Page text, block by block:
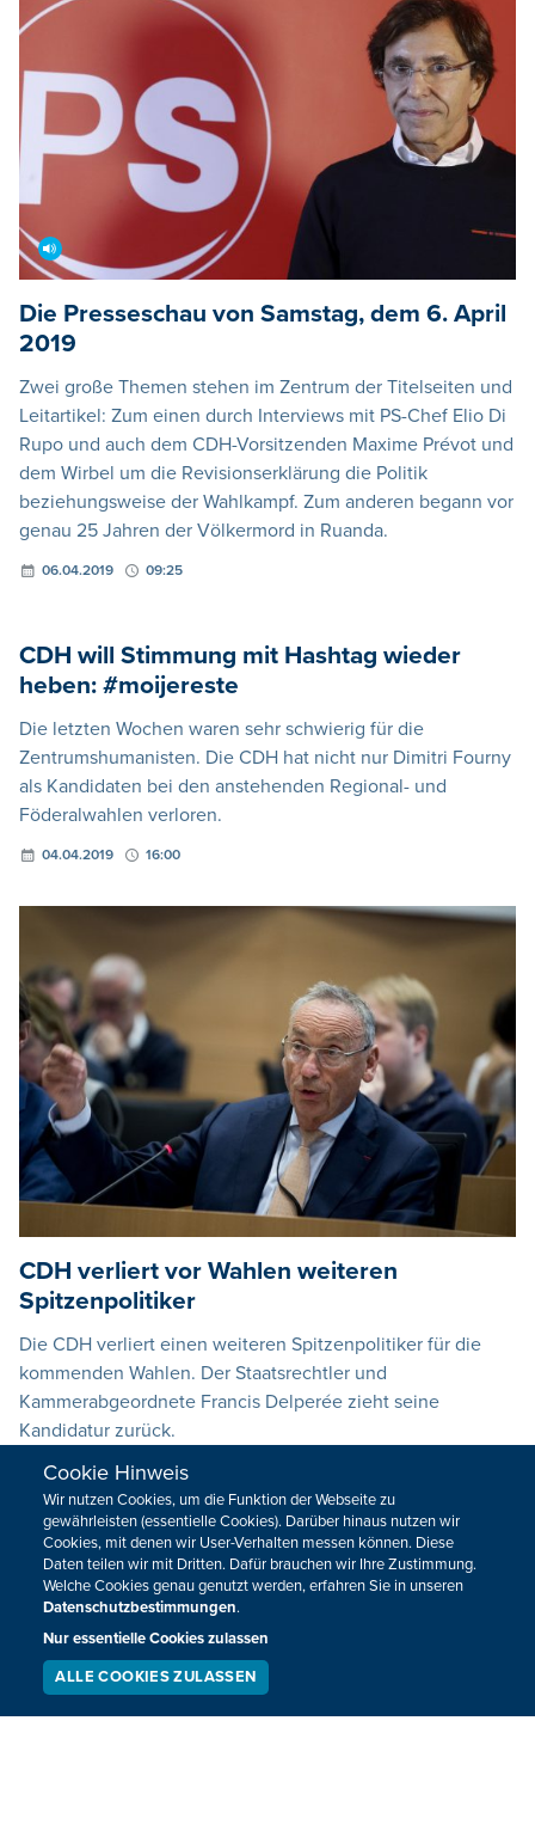
Die Presseschau von Samstag, dem 6. April
2019
Zwei große Themen stehen im Zentrum der Titelseiten und
Leitartikel: Zum einen durch Interviews mit PS-Chef Elio Di
Rupo und auch dem CDH-Vorsitzenden Maxime Prévot und
dem Wirbel um die Revisionserklärung die Politik
beziehungsweise der Wahlkampf. Zum anderen begann vor
genau 25 Jahren der Völkermord in Ruanda.
06.04.2019 09:25
CDH will Stimmung mit Hashtag wieder
heben: #moijereste
Die letzten Wochen waren sehr schwierig für die
Zentrumshumanisten. Die CDH hat nicht nur Dimitri Fourny
als Kandidaten bei den anstehenden Regional- und
Föderalwahlen verloren.
04.04.2019 16:00
CDH verliert vor Wahlen weiteren
Spitzenpolitiker
Die CDH verliert einen weiteren Spitzenpolitiker für die
kommenden Wahlen. Der Staatsrechtler und
Kammerabgeordnete Francis Delperée zieht seine
Kandidatur zurück.
02.04.2019 18:08
VORHERIGE NÄCHSTE
HOME
Cookie Hinweis
Wir nutzen Cookies, um die Funktion der Webseite zu
gewährleisten (essentielle Cookies). Darüber hinaus nutzen wir
Cookies, mit denen wir User-Verhalten messen können. Diese
Daten teilen wir mit Dritten. Dafür brauchen wir Ihre Zustimmung.
Welche Cookies genau genutzt werden, erfahren Sie in unseren
Datenschutzbestimmungen.
Nur essentielle Cookies zulassen
ALLE COOKIES ZULASSEN
LIVESTREAM